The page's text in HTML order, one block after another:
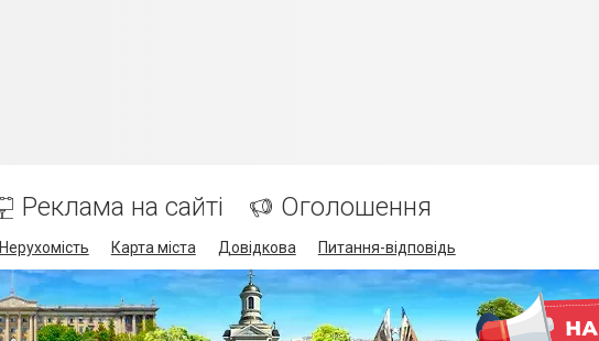
Реклама на сайті Оголошення
Нерухомість Карта міста Довідкова Питання-відповідь